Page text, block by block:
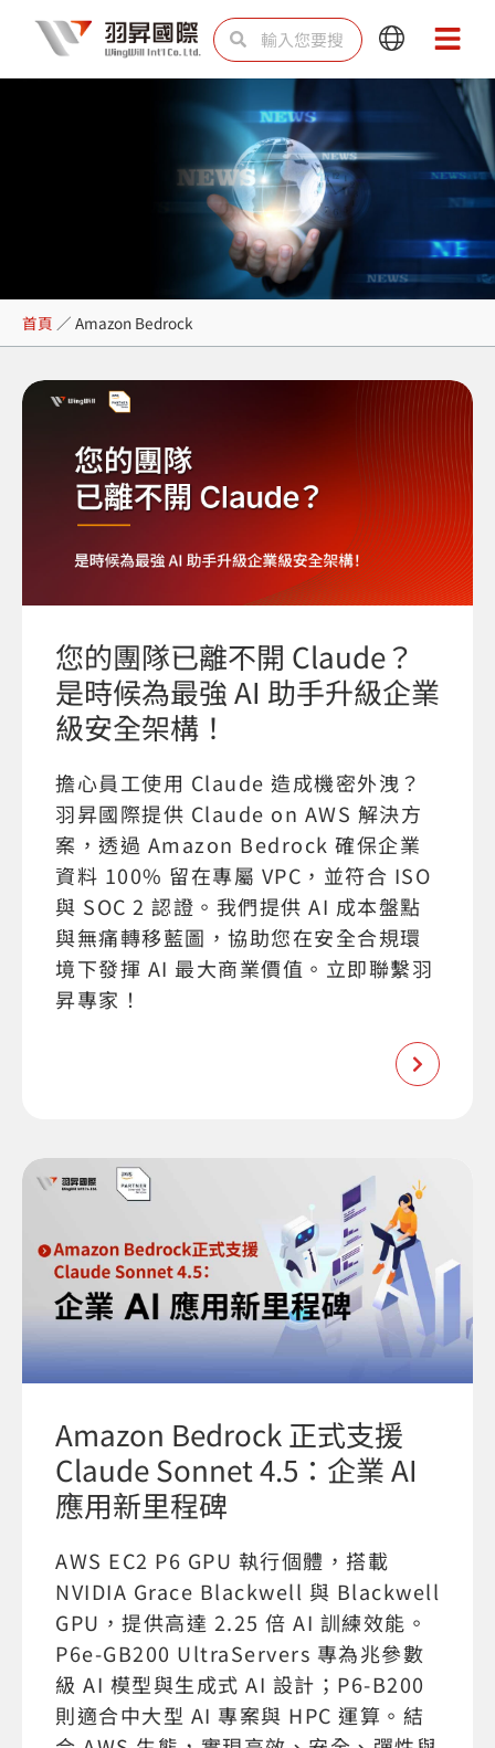
主
搜
尋 尋
Main
Menu
Main
Menu
Amazon Bedrock
首頁 ／ Amazon Bedrock
您的團隊已離不開 Claude？
是時候為最強 AI 助手升級企業
級安全架構！
擔心員工使用 Claude 造成機密外洩？
羽昇國際提供 Claude on AWS 解決方
案，透過 Amazon Bedrock 確保企業
資料 100% 留在專屬 VPC，並符合 ISO
與 SOC 2 認證。我們提供 AI 成本盤點
與無痛轉移藍圖，協助您在安全合規環
境下發揮 AI 最大商業價值。立即聯繫羽
昇專家！
Amazon Bedrock 正式支援
Claude Sonnet 4.5：企業 AI
應用新里程碑
AWS EC2 P6 GPU 執行個體，搭載
NVIDIA Grace Blackwell 與 Blackwell
GPU，提供高達 2.25 倍 AI 訓練效能。
P6e-GB200 UltraServers 專為兆參數
級 AI 模型與生成式 AI 設計；P6-B200
則適合中大型 AI 專案與 HPC 運算。結